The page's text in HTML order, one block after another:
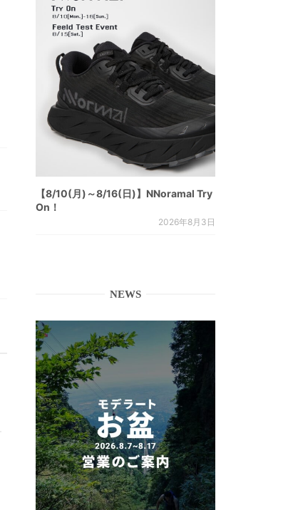
【8/10(月)～8/16(日)】NNoramal Try
On！
2026年8月3日
NEWS